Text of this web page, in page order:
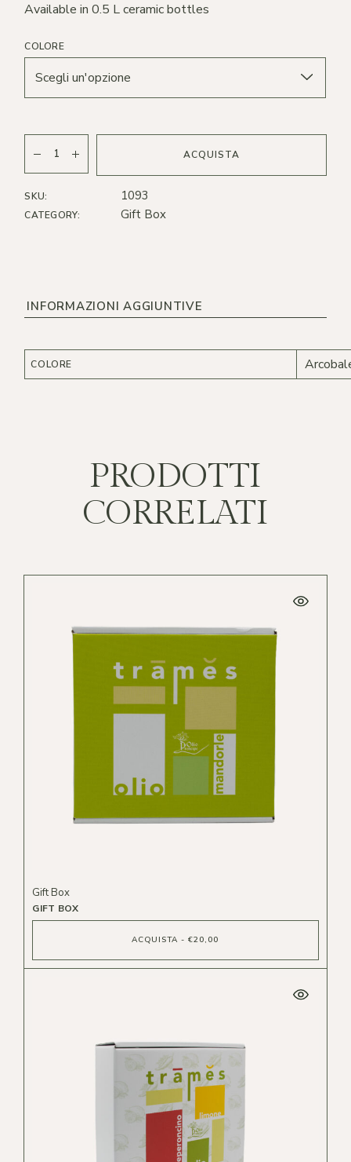
Available in 0.5 L ceramic bottles
COLORE
Scegli un'opzione
Olio in Ceramica quantity
ACQUISTA
SKU: 1093
CATEGORY: Gift Box
INFORMAZIONI AGGIUNTIVE
COLORE
PRODOTTI
CORRELATI
GIFT BOX
Gift Box
ACQUISTA - €20,00